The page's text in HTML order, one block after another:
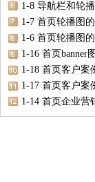
1-8 导航栏和轮
1-7 首页轮播图
1-6 首页轮播图
1-16 首页banner
1-18 首页客户案
1-17 首页客户案
1-14 首页企业营